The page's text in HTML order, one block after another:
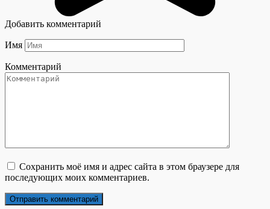
Добавить комментарий
Имя
Комментарий
Сохранить моё имя и адрес сайта в этом браузере для
последующих моих комментариев.